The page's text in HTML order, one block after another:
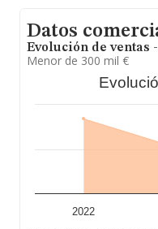
Datos
Evolución de ventas
Menor de 300 mil €
2022